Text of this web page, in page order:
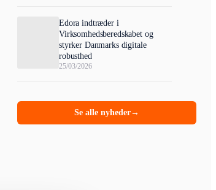
Edora indtræder i
Virksomhedsberedskabet og
styrker Danmarks digitale
robusthed
25/03/2026
Se alle nyheder→